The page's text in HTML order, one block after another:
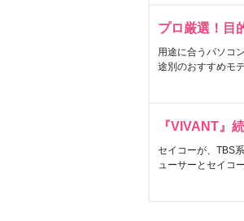
プロ厳選！目
用途に合うパソコ
途別のおすすめモ
『VIVANT』
セイコーが、TBS
ューサーとセイコ